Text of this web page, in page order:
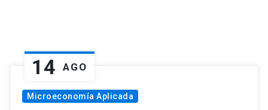
14 AGO
Microeconomía Aplicada